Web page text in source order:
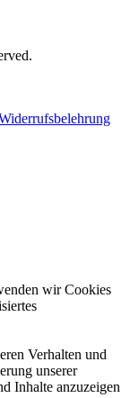
wir Cookies
Verhalten und
unserer
Inhalte anzuzeigen